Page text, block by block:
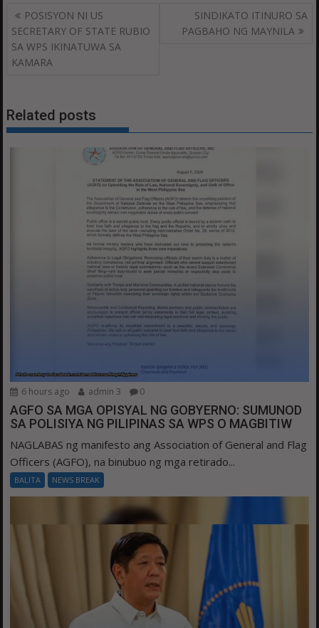
Post
navigation
POSISYON NI US
SECRETARY OF STATE RUBIO
SA WPS IKINATUWA SA
KAMARA
SINDIKATO ITINURO SA
PAGBAHO NG MAYNILA
Related posts
6 hours ago admin 3 0
AGFO SA MGA OPISYAL NG GOBYERNO: SUMUNOD
SA POLISIYA NG PILIPINAS SA WPS O MAGBITIW
NAGLABAS ng manifesto ang Association of General and Flag
Officers (AGFO), na binubuo ng mga retirado...
BALITA NEWS BREAK